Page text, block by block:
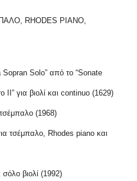
RHODES PIANO,
Solo” από το “Sonate
για βιολί και continuo (1629)
(1968)
τσέμπαλο, Rhodes piano και
βιολί (1992)